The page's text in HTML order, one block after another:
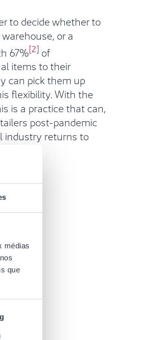
médias
que
to decide whether to
or a
67%[2] of
items to their
can pick them up
flexibility. With the
is a practice that can,
post-pandemic
industry returns to